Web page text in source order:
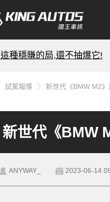
這種穩賺的局,還不抽爆它!
試駕報導 新世代《BMW M2
新世代《BMW
ANYWAY_ 2023-06-14